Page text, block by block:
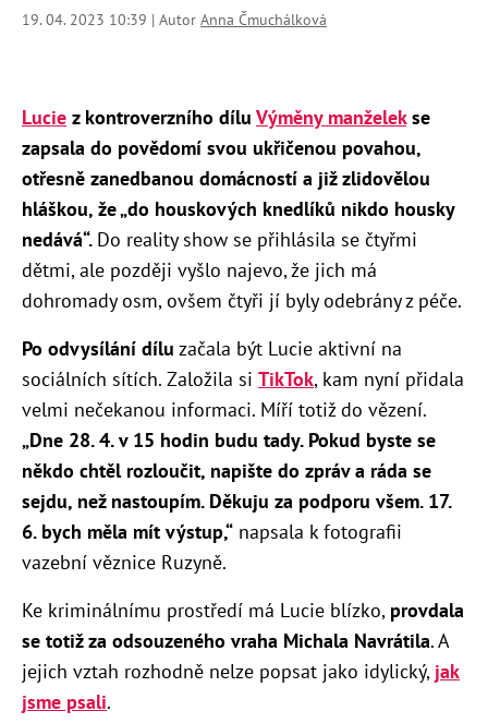
19. 04. 2023 10:39 | Autor Anna Čmuchálková
Lucie z kontroverzního dílu Výměny manželekse
zapsala do povědomí svou ukřičenou povahou,
otřesně zanedbanou domácností a již zlidovělou
hláškou, že „do houskových knedlíků nikdo housky
nedává“. Do reality show se přihlásila se čtyřmi
dětmi, ale později vyšlo najevo, že jich má
dohromady osm, ovšem čtyři jí byly odebrány z péče.
Po odvysílání dílu začala být Lucie aktivní na
sociálních sítích. Založila si TikTok, kam nyní přidala
velmi nečekanou informaci. Míří totiž do vězení.
„Dne 28. 4. v 15 hodin budu tady. Pokud byste se
někdo chtěl rozloučit, napište do zpráv a ráda se
sejdu, než nastoupím. Děkuju za podporu všem. 17.
6. bych měla mít výstup,“ napsala k fotografii
vazební věznice Ruzyně.
Ke kriminálnímu prostředí má Lucie blízko, provdala
se totiž za odsouzeného vraha Michala Navrátila. A
jejich vztah rozhodně nelze popsat jako idylický, jak
jsme psali.